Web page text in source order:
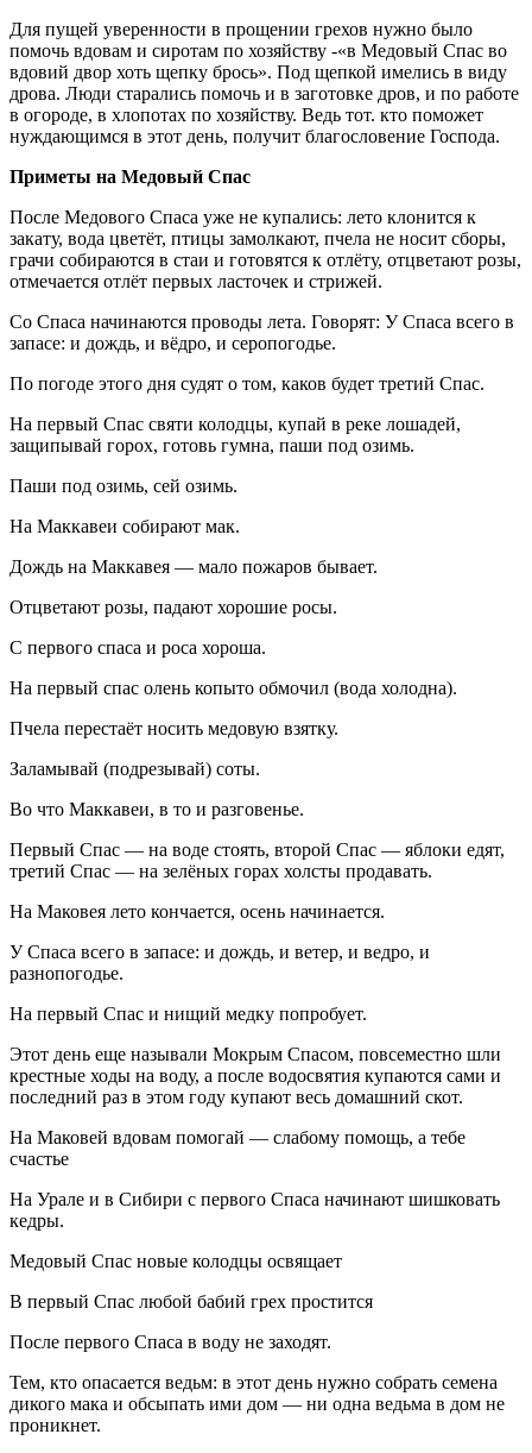
Для пущей уверенности в прощении грехов нужно было
помочь вдовам и сиротам по хозяйству -«в Медовый Спас во
вдовий двор хоть щепку брось». Под щепкой имелись в виду
дрова. Люди старались помочь и в заготовке дров, и по работе
в огороде, в хлопотах по хозяйству. Ведь тот. кто поможет
нуждающимся в этот день, получит благословение Господа.
Приметы на Медовый Спас
После Медового Спаса уже не купались: лето клонится к
закату, вода цветёт, птицы замолкают, пчела не носит сборы,
грачи собираются в стаи и готовятся к отлёту, отцветают розы,
отмечается отлёт первых ласточек и стрижей.
Со Спаса начинаются проводы лета. Говорят: У Спаса всего в
запасе: и дождь, и вёдро, и серопогодье.
По погоде этого дня судят о том, каков будет третий Спас.
На первый Спас святи колодцы, купай в реке лошадей,
защипывай горох, готовь гумна, паши под озимь.
Паши под озимь, сей озимь.
На Маккавеи собирают мак.
Дождь на Маккавея — мало пожаров бывает.
Отцветают розы, падают хорошие росы.
С первого спаса и роса хороша.
На первый спас олень копыто обмочил (вода холодна).
Пчела перестаёт носить медовую взятку.
Заламывай (подрезывай) соты.
Во что Маккавеи, в то и разговенье.
Первый Спас — на воде стоять, второй Спас — яблоки едят,
третий Спас — на зелёных горах холсты продавать.
На Маковея лето кончается, осень начинается.
У Спаса всего в запасе: и дождь, и ветер, и ведро, и
разнопогодье.
На первый Спас и нищий медку попробует.
Этот день еще называли Мокрым Спасом, повсеместно шли
крестные ходы на воду, а после водосвятия купаются сами и
последний раз в этом году купают весь домашний скот.
На Маковей вдовам помогай — слабому помощь, а тебе
счастье
На Урале и в Сибири с первого Спаса начинают шишковать
кедры.
Медовый Спас новые колодцы освящает
В первый Спас любой бабий грех простится
После первого Спаса в воду не заходят.
Тем, кто опасается ведьм: в этот день нужно собрать семена
дикого мака и обсыпать ими дом — ни одна ведьма в дом не
проникнет.